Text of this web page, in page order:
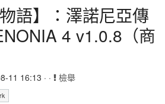
語】：澤諾尼亞傳
4 v1.0.8（商
11 16:13 · · 檢舉